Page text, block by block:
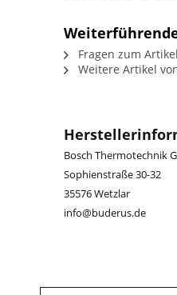
Fragen zum
Weitere Artikel
Bosch Thermotechnik
Sophienstraße 30-32
35576 Wetzlar
info@buderus.de